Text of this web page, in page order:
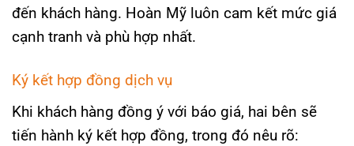
đến khách hàng. Hoàn Mỹ luôn cam kết mức giá
cạnh tranh và phù hợp nhất.
Ký kết hợp đồng dịch vụ
Khi khách hàng đồng ý với báo giá, hai bên sẽ
tiến hành ký kết hợp đồng, trong đó nêu rõ: